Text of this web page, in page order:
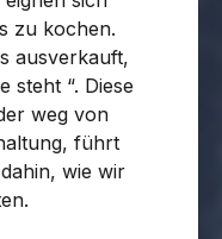
zu kochen.
ausverkauft,
steht “. Diese
weg von
führt
wie wir